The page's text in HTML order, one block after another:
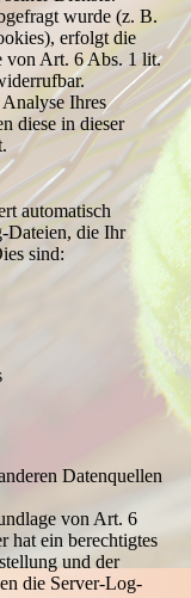
wurde (z. B.
erfolgt die
von Art. 6 Abs. 1 lit.
Ihres
diese in dieser
automatisch
Dateien, die Ihr
sind:
Datenquellen
von Art. 6
hat ein berechtigtes
und der
die Server-Log-